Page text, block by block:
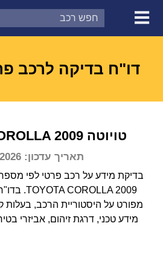
דו"ח בדיקה לרכב פרטי
טויוטה 2009
תאריך עדכון: 09/08/2026
TOYOTA COROLLA 2009.
מפורט על היסטוריית הרכב, בעלות
מידע טכני, דרגת זיהום, אביזרי